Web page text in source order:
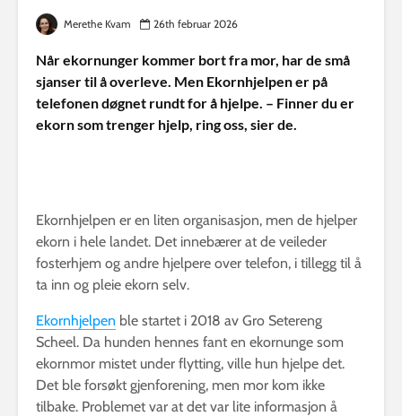
Merethe Kvam 26th februar 2026
Når ekornunger kommer bort fra mor, har de små
sjanser til å overleve. Men Ekornhjelpen er på
telefonen døgnet rundt for å hjelpe. – Finner du er
ekorn som trenger hjelp, ring oss, sier de.
Ekornhjelpen er en liten organisasjon, men de hjelper
ekorn i hele landet. Det innebærer at de veileder
fosterhjem og andre hjelpere over telefon, i tillegg til å
ta inn og pleie ekorn selv.
Ekornhjelpen ble startet i 2018 av Gro Setereng
Scheel. Da hunden hennes fant en ekornunge som
ekornmor mistet under flytting, ville hun hjelpe det.
Det ble forsøkt gjenforening, men mor kom ikke
tilbake. Problemet var at det var lite informasjon å